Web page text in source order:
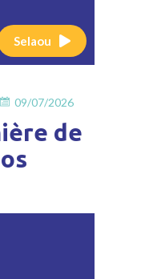
Selaou
09/07/2026
de